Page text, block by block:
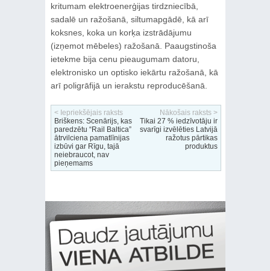
kritumam elektroenerģijas tirdzniecībā,
sadalē un ražošanā, siltumapgādē, kā arī
koksnes, koka un korķa izstrādājumu
(izņemot mēbeles) ražošanā. Paaugstinoša
ietekme bija cenu pieaugumam datoru,
elektronisko un optisko iekārtu ražošanā, kā
arī poligrāfijā un ierakstu reproducēšanā.
< Iepriekšējais raksts
Briškens: Scenārijs, kas
paredzētu “Rail Baltica”
ātrvilciena pamatlīnijas
izbūvi gar Rīgu, tajā
neiebraucot, nav
pieņemams
Nākošais raksts >
Tikai 27 % iedzīvotāju ir
svarīgi izvēlēties Latvijā
ražotus pārtikas
produktus